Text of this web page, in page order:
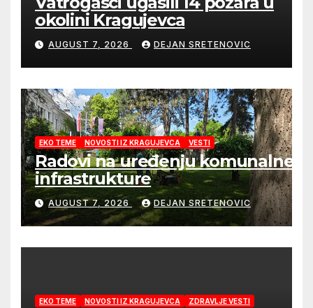
okolini Kragujevca
AUGUST 7, 2026 DEJAN SRETENOVIC
EKO TEME NOVOSTI IZ KRAGUJEVCA VESTI
Radovi na uređenju komunalne
infrastrukture
AUGUST 7, 2026 DEJAN SRETENOVIC
EKO TEME NOVOSTI IZ KRAGUJEVCA ZDRAVLJE VESTI